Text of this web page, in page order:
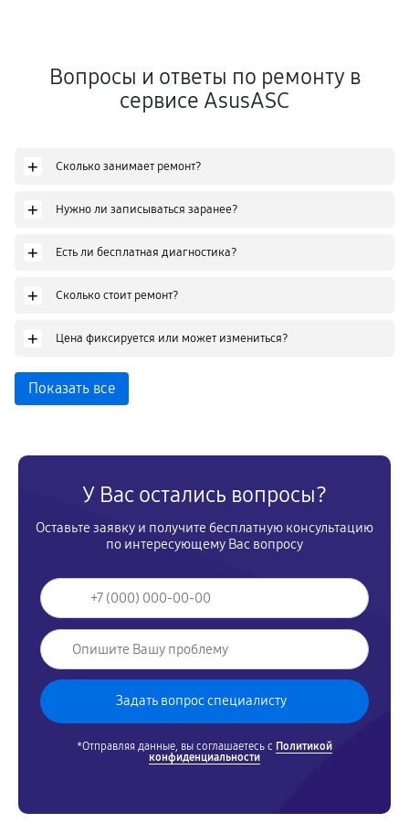
Вопросы и ответы по ремонту в
сервисе AsusASC
+ Сколько занимает ремонт?
+ Нужно ли записываться заранее?
+ Есть ли бесплатная диагностика?
+ Сколько стоит ремонт?
+ Цена фиксируется или может измениться?
Показать все
У Вас остались вопросы?
Оставьте заявку и получите бесплатную консультацию
по интересующему Вас вопросу
*Отправляя данные, вы соглашаетесь с Политикой
конфиденциальности